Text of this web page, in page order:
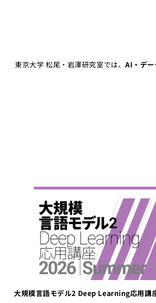
東京大学 松尾・岩澤研究室では、AI・デ
大規模言語モデル2 Deep Learning応用